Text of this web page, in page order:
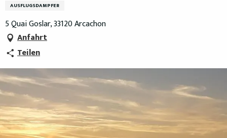
AUSFLUGSDAMPFER
5 Quai Goslar, 33120 Arcachon
Anfahrt
Teilen